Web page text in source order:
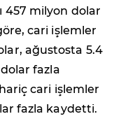
457 milyon dolar
cari işlemler
ağustosta 5.4
fazla
cari işlemler
fazla kaydetti.